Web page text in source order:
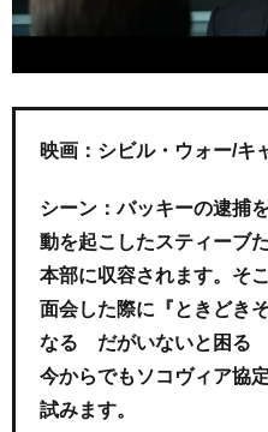
映画：シビル・ウォー/キ
シーン：バッキーの逮捕
動を起こしたスティーブ
本部に収容されます。そ
面会した際に『ときどき
なる だがいないと困る
今からでもソコヴィア協
試みます。